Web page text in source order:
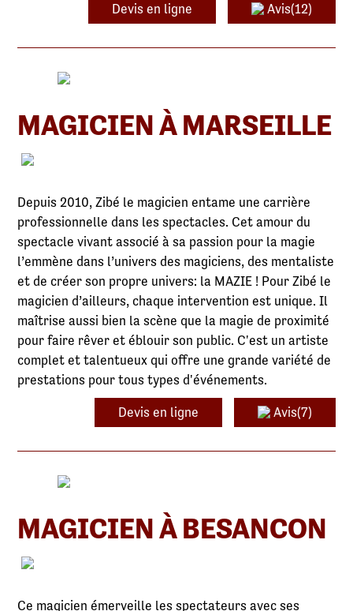
Devis en ligne Avis(12)
MAGICIEN À MARSEILLE
Depuis 2010, Zibé le magicien entame une carrière
professionnelle dans les spectacles. Cet amour du
spectacle vivant associé à sa passion pour la magie
l’emmène dans l’univers des magiciens, des mentaliste
et de créer son propre univers: la MAZIE ! Pour Zibé le
magicien d’ailleurs, chaque intervention est unique. Il
maîtrise aussi bien la scène que la magie de proximité
pour faire rêver et éblouir son public. C'est un artiste
complet et talentueux qui offre une grande variété de
prestations pour tous types d'événements.
Devis en ligne Avis(7)
MAGICIEN À BESANCON
Ce magicien émerveille les spectateurs avec ses